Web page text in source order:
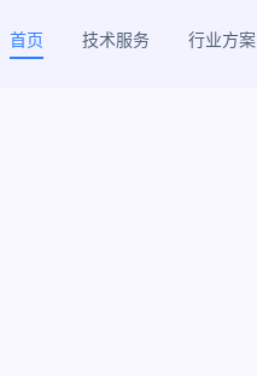
首页 技术服务 行业方案